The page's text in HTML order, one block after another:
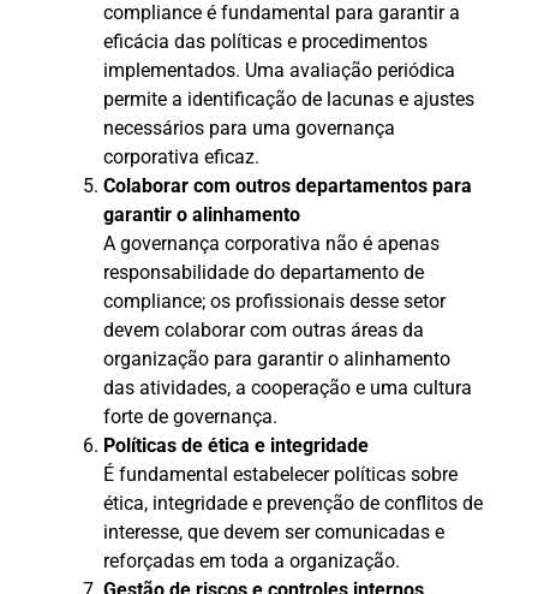
compliance é fundamental para garantir a
eficácia das políticas e procedimentos
implementados. Uma avaliação periódica
permite a identificação de lacunas e ajustes
necessários para uma governança
corporativa eficaz.
Colaborar com outros departamentos para
garantir o alinhamento
A governança corporativa não é apenas
responsabilidade do departamento de
compliance; os profissionais desse setor
devem colaborar com outras áreas da
organização para garantir o alinhamento
das atividades, a cooperação e uma cultura
forte de governança.
Políticas de ética e integridade
É fundamental estabelecer políticas sobre
ética, integridade e prevenção de conflitos de
interesse, que devem ser comunicadas e
reforçadas em toda a organização.